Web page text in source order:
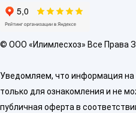
© OOO «Илимлесхоз» Все Права
Уведомляем, что информация на
только для ознакомления и не
публичная оферта в